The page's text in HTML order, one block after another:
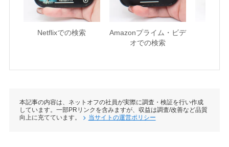
Netflixでの検索
Amazonプライム・ビデ
オでの検索
本記事の内容は、ネットオフの社員が実際に調査・検証を行い作成
しています。一部PRリンクを含みますが、収益は調査/改善など品質
向上に充てています。
当サイトの運営ポリシー